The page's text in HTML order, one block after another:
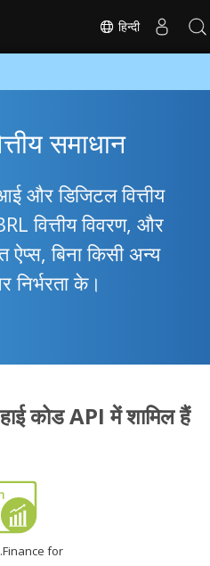
हिन्दी
समाधान
और डिजिटल वित्तीय
वित्तीय विवरण, और
बिना किसी अन्य
निर्भरता के।
कोड API में शामिल हैं
for